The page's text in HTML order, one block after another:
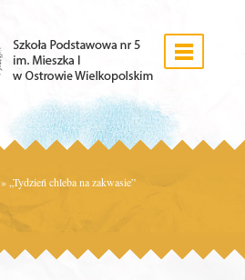
»„Tydzień chleba na zakwasie”